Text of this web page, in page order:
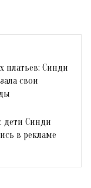
платьев: Синди
свои
Синди
в рекламе